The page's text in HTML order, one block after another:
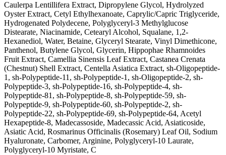
Caulerpa Lentillifera Extract, Dipropylene Glycol, Hydrolyzed
Oyster Extract, Cetyl Ethylhexanoate, Caprylic/Capric Triglyceride,
Hydrogenated Polydecene, Polyglyceryl-3 Methylglucose
Distearate, Niacinamide, Cetearyl Alcohol, Squalane, 1,2-
Hexanediol, Water, Betaine, Glyceryl Stearate, Vinyl Dimethicone,
Panthenol, Butylene Glycol, Glycerin, Hippophae Rhamnoides
Fruit Extract, Camellia Sinensis Leaf Extract, Castanea Crenata
(Chestnut) Shell Extract, Centella Asiatica Extract, sh-Oligopeptide-
1, sh-Polypeptide-11, sh-Polypeptide-1, sh-Oligopeptide-2, sh-
Polypeptide-3, sh-Polypeptide-16, sh-Polypeptide-4, sh-
Polypeptide-81, sh-Polypeptide-8, sh-Polypeptide-59, sh-
Polypeptide-9, sh-Polypeptide-60, sh-Polypeptide-2, sh-
Polypeptide-22, sh-Polypeptide-69, sh-Polypeptide-64, Acetyl
Hexapeptide-8, Madecassoside, Madecassic Acid, Asiaticoside,
Asiatic Acid, Rosmarinus Officinalis (Rosemary) Leaf Oil, Sodium
Hyaluronate, Carbomer, Arginine, Polyglyceryl-10 Laurate,
Polyglyceryl-10 Myristate, C